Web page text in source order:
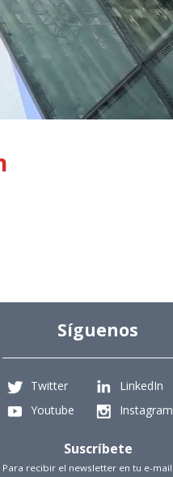
Síguenos
Twitter
LinkedIn
Youtube
Instagram
Suscríbete
Para recibir el newsletter en tu e-mail.